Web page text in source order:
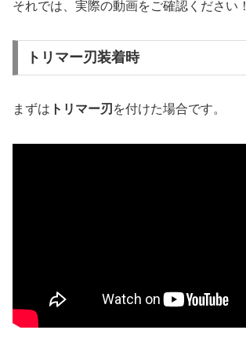
それでは、実際の動画をご確認ください！
トリマー刃装着時
まずは トリマー刃 を付けた場合です。